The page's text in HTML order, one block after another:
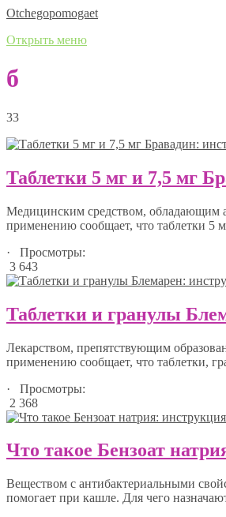
Оtchegopomogaet
Открыть меню
б
33
Таблетки 5 мг и 7,5 мг
Медицинским средством, обладающим
применению сообщает, что таблетки 5
· Просмотры:
3 643
Таблетки и гранулы
Лекарством, препятствующим
применению сообщает, что таблетки,
· Просмотры:
2 368
Что такое Бензоат
Веществом с антибактериальными
помогает при кашле. Для чего